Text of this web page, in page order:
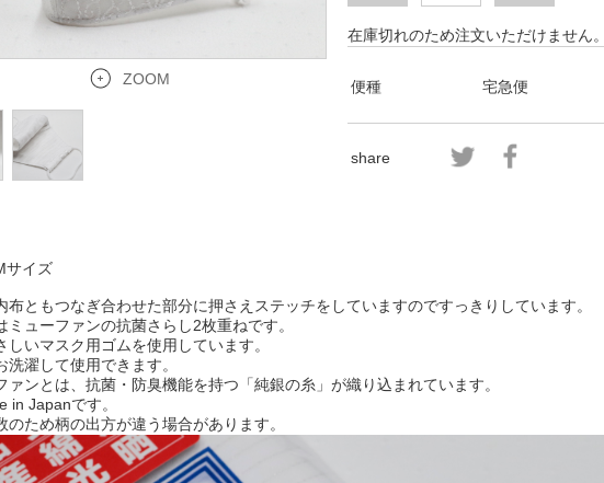
ZOOM
在庫切れのため注文いただけません。
便種 宅急便
share
サイズ
ともつなぎ合わせた部分に押さえステッチをしていますのですっきりしています。
ューファンの抗菌さらし2枚重ねです。
いマスク用ゴムを使用しています。
濯して使用できます。
ンとは、抗菌・防臭機能を持つ「純銀の糸」が織り込まれています。
in Japanです。
ため柄の出方が違う場合があります。